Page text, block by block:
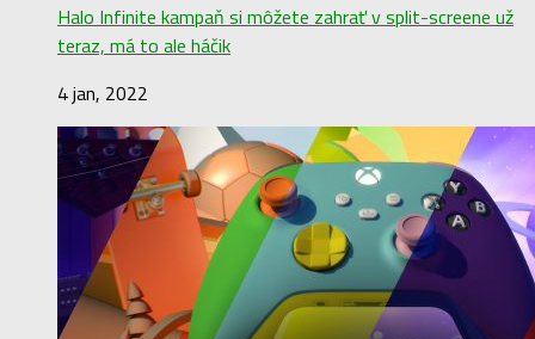
Halo Infinite kampaň si môžete zahrať v split-screene už
teraz, má to ale háčik
4 jan, 2022